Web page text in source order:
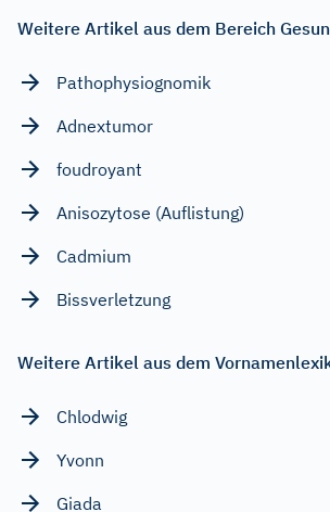
Weitere Artikel aus dem Bereich
Pathophysiognomik
Adnextumor
foudroyant
Anisozytose (Auflistung)
Cadmium
Bissverletzung
Weitere Artikel aus dem
Chlodwig
Yvonn
Giada